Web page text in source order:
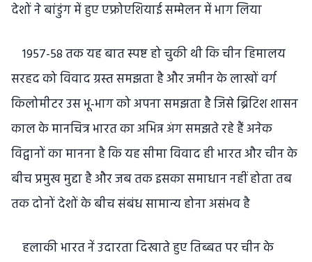
देशों ने बांडुंग में हुए एफ्रोएशियाई सम्मेलन में भाग लिया
1957-58 तक यह बात स्पष्ट हो चुकी थी कि चीन हिमालय
सरहद को विवाद ग्रस्त समझता है और जमीन के लाखों वर्ग
किलोमीटर उस भू-भाग को अपना समझता है जिसे ब्रिटिश शासन
काल के मानचित्र भारत का अभिन्न अंग समझते रहे हैं अनेक
विद्वानों का मानना है कि यह सीमा विवाद ही भारत और चीन के
बीच प्रमुख मुद्दा है और जब तक इसका समाधान नहीं होता तब
तक दोनों देशों के बीच संबंध सामान्य होना असंभव है
हलाकी भारत नें उदारता दिखाते हुए तिब्बत पर चीन के